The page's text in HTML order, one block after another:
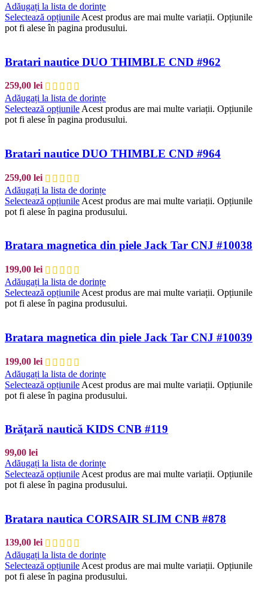
Adăugați la lista de dorințe
Selectează opțiunile Acest produs are mai multe variații. Opțiunile
pot fi alese în pagina produsului.
Bratari nautice DUO THIMBLE CND #962
259,00 lei
Adăugați la lista de dorințe
Selectează opțiunile Acest produs are mai multe variații. Opțiunile
pot fi alese în pagina produsului.
Bratari nautice DUO THIMBLE CND #964
259,00 lei
Adăugați la lista de dorințe
Selectează opțiunile Acest produs are mai multe variații. Opțiunile
pot fi alese în pagina produsului.
Bratara magnetica din piele Jack Tar CNJ #10038
199,00 lei
Adăugați la lista de dorințe
Selectează opțiunile Acest produs are mai multe variații. Opțiunile
pot fi alese în pagina produsului.
Bratara magnetica din piele Jack Tar CNJ #10039
199,00 lei
Adăugați la lista de dorințe
Selectează opțiunile Acest produs are mai multe variații. Opțiunile
pot fi alese în pagina produsului.
Brățară nautică KIDS CNB #119
99,00 lei
Adăugați la lista de dorințe
Selectează opțiunile Acest produs are mai multe variații. Opțiunile
pot fi alese în pagina produsului.
Bratara nautica CORSAIR SLIM CNB #878
139,00 lei
Adăugați la lista de dorințe
Selectează opțiunileAcest produs are mai multe variații. Opțiunile
pot fi alese în pagina produsului.